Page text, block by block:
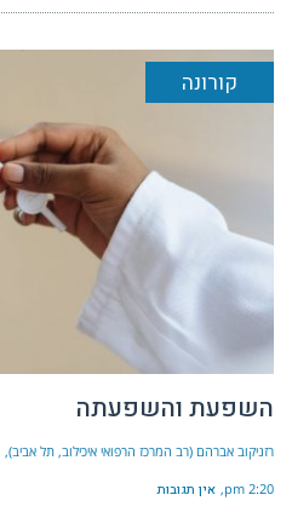
קורונה
השפעת והשפעתה
רזניקוב אברהם (רב המרכז הרפואי איכילוב, תל אביב)
2:20 pm אין תגובות